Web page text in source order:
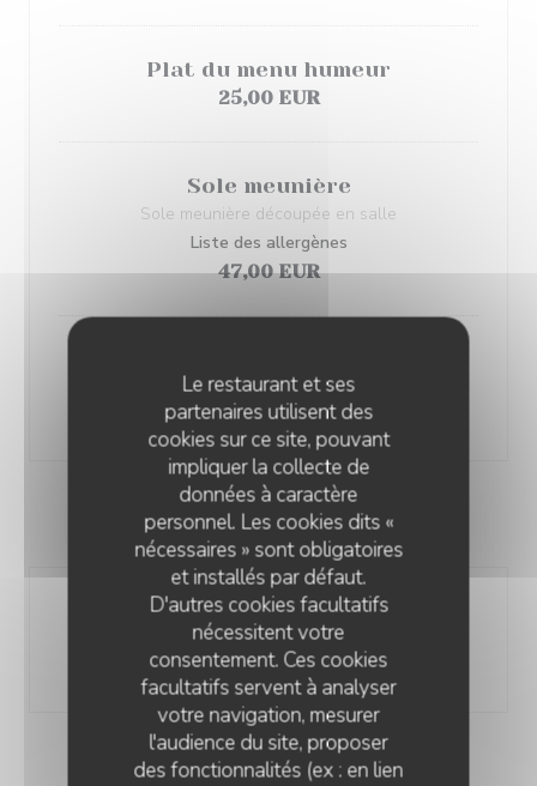
Le restaurant et ses
partenaires utilisent des
cookies sur ce site, pouvant
impliquer la collecte de
données à caractère
personnel. Les cookies dits «
nécessaires » sont obligatoires
et installés par défaut.
D'autres cookies facultatifs
nécessitent votre
consentement. Ces cookies
facultatifs servent à analyser
votre navigation, mesurer
l'audience du site, proposer
des fonctionnalités (ex : en lien
Plat du menu humeur
25,00 EUR
Sole meunière
Sole meunière découpée en salle
Liste des allergènes
47,00 EUR
Pieds et paquets Marseillais
28,00 EUR
FROMAGE
Chariot de Fromages
Liste des allergènes
12,00 EUR
DESSERTS